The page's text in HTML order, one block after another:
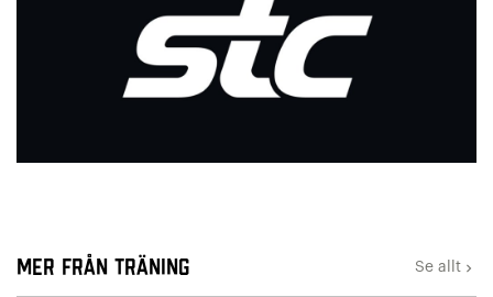
Mer från Träning Se allt keyboard_arrow_right